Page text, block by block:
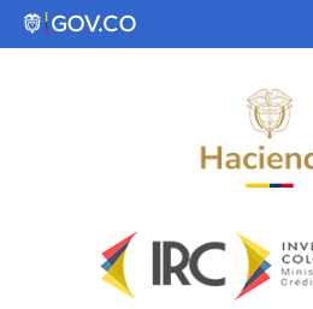
Saltar al contenido principal